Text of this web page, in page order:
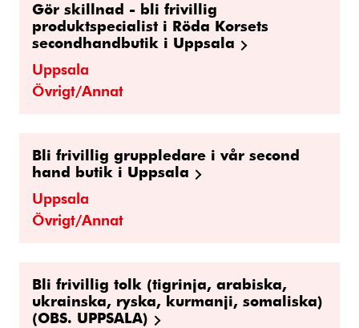
Gör skillnad - bli frivillig
produktspecialist i Röda Korsets
secondhandbutik i Uppsala
Uppsala
Övrigt/Annat
Bli frivillig gruppledare i vår second
hand butik i Uppsala
Uppsala
Övrigt/Annat
Bli frivillig tolk (tigrinja, arabiska,
ukrainska, ryska, kurmanji, somaliska)
(OBS. UPPSALA)